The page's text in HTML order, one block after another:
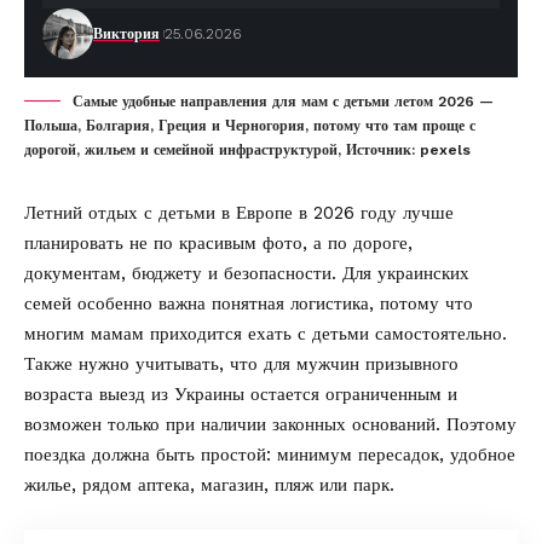
Виктория 25.06.2026
Самые удобные направления для мам с детьми летом 2026 —
Польша, Болгария, Греция и Черногория, потому что там проще с
дорогой, жильем и семейной инфраструктурой, Источник: pexels
Летний отдых с детьми в Европе в 2026 году лучше
планировать не по красивым фото, а по дороге,
документам, бюджету и безопасности. Для украинских
семей особенно важна понятная логистика, потому что
многим мамам приходится ехать с детьми самостоятельно.
Также нужно учитывать, что для мужчин призывного
возраста выезд из Украины остается ограниченным и
возможен только при наличии законных оснований. Поэтому
поездка должна быть простой: минимум пересадок, удобное
жилье, рядом аптека, магазин, пляж или парк.